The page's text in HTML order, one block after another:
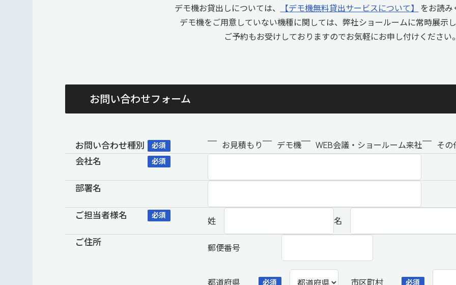
デモ機お貸出しについては、
【デモ機無料貸出サービスについて】
をお読
デモ機をご用意していない機種に関しては、弊社ショールームに常時展示
ご予約もお受けしておりますのでお気軽にお申し付けください
お問い合わせフォーム
お問い合わせ種別 必須 お見積もり デモ機 WEB会議・ショールーム来社 その
会社名 必須
部署名
ご担当者様名 必須
姓 名
ご住所 郵便番号
都道府県 必須 市区町村 必須